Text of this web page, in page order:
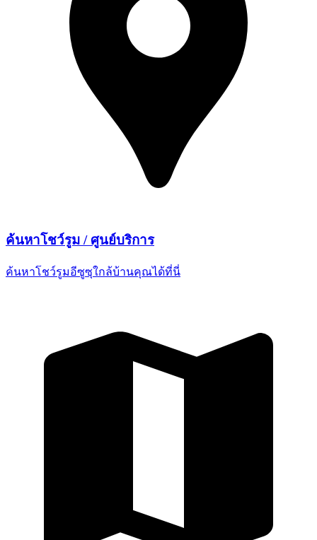
ค้นหาโชว์รูม / ศูนย์บริการ
ค้นหาโชว์รูมอีซูซุใกล้บ้านคุณได้ที่นี่